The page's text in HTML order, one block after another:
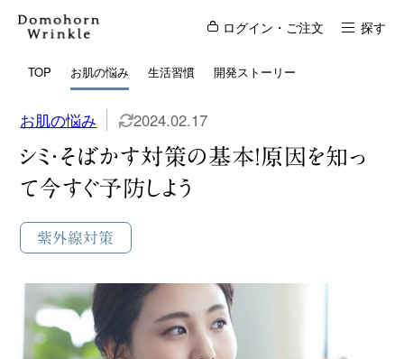
ログイン・ご注文 探す
TOP お肌の悩み 生活習慣 開発ストーリー
お肌の悩み 2024.02.17
シミ・そばかす対策の基本！原因を知っ
て今すぐ予防しよう
紫外線対策